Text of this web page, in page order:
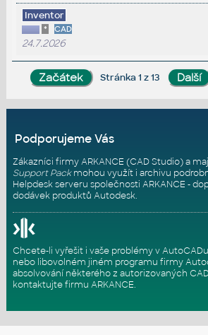
Inventor
* CAD
24.7.2026
Stránka 1 z 13
Podporujeme Vás
Zákazníci firmy ARKANCE (CAD Studio) a
Support Packmohou využít i archivu
Helpdesk serveru společnosti ARKANCE -
dodávek produktů Autodesk.
Chcete-li vyřešit i vaše problémy v
nebo libovolném jiném programu firmy
absolvování některého z autorizovaných
kontaktujte firmu ARKANCE.